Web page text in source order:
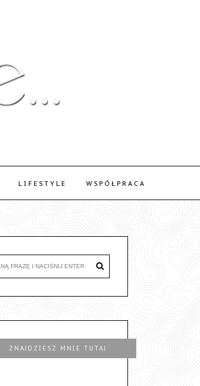
LIFESTYLE WSPÓŁPRACA
ZNAJDZIESZ MNIE TUTAJ